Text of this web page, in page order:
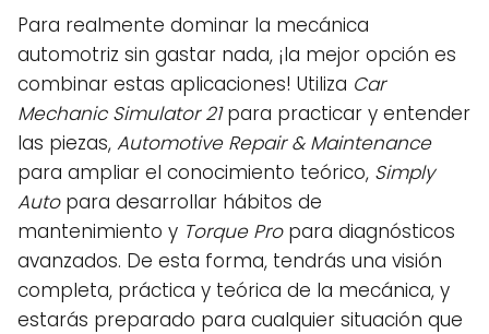
Para realmente dominar la mecánica
automotriz sin gastar nada, ¡la mejor opción es
combinar estas aplicaciones! Utiliza Car
Mechanic Simulator 21para practicar y entender
las piezas, Automotive Repair & Maintenance
para ampliar el conocimiento teórico, Simply
Autopara desarrollar hábitos de
mantenimiento y Torque Propara diagnósticos
avanzados. De esta forma, tendrás una visión
completa, práctica y teórica de la mecánica, y
estarás preparado para cualquier situación que